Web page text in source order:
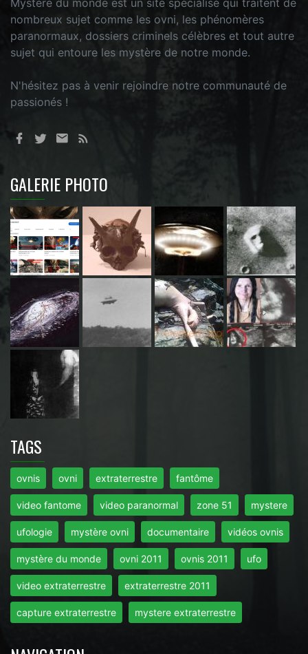
Mystere du monde est un site spécialisé qui traitent de
nombreux sujet comme les ovni, les phénomères
paranormaux, dossiers criminels célèbres et tout autre
sujet qui entoure les mystère de notre monde.
N'hésitez pas à venir rejoindre notre communauté de
passionés !
GALERIE PHOTO
TAGS
ovnis ovni extraterrestre fantôme
video fantome video paranormal zone 51 mystere
ufologie mystère ovni documentaire vidéos ovnis
mystère du monde ovni 2011 ovnis 2011 ufo
video extraterrestre extraterrestre 2011
capture extraterrestre mystere extraterrestre